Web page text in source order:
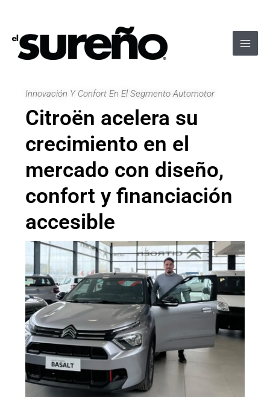
contenido
Innovación Y Confort En El Segmento Automotor
Citroën acelera su
crecimiento en el
mercado con diseño,
confort y financiación
accesible
entradas